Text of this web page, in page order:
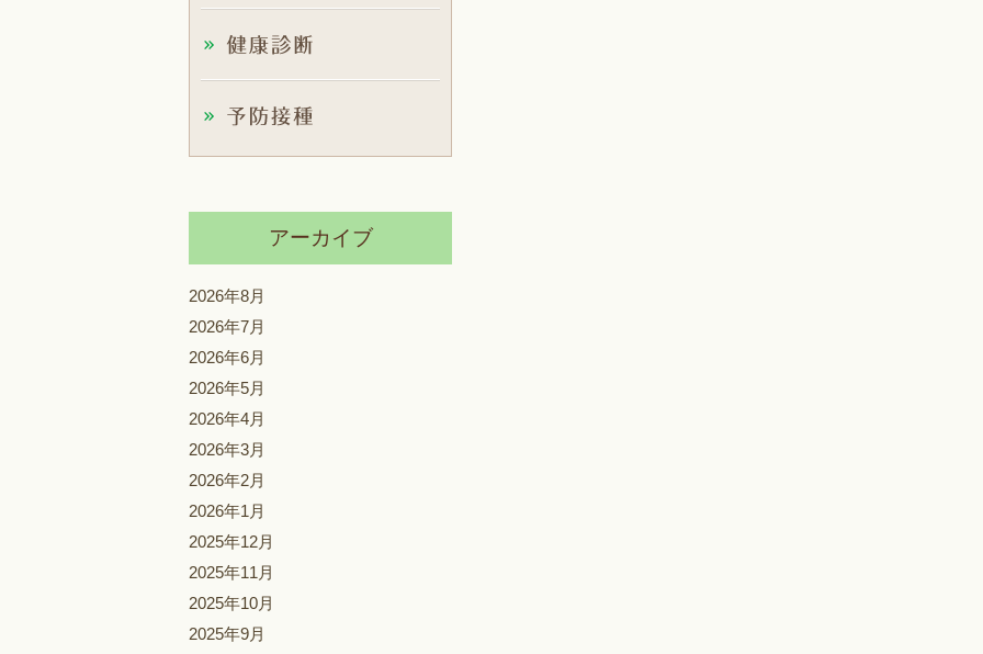
アーカイブ
2026年8月
2026年7月
2026年6月
2026年5月
2026年4月
2026年3月
2026年2月
2026年1月
2025年12月
2025年11月
2025年10月
2025年9月